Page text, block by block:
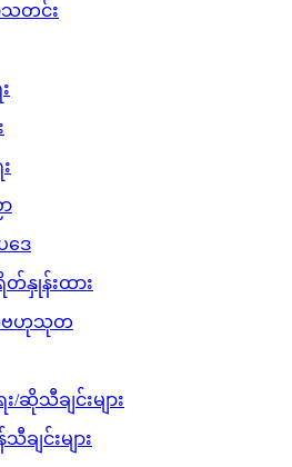
တင်း
ေ
တ်နှုန်းထား
ဗဟုသုတ
ဆိုသီချင်းများ
ချင်းများ